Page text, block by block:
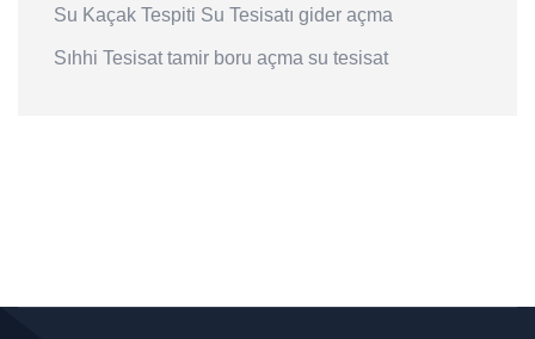
Su Kaçak Tespiti Su Tesisatı gider açma
Sıhhi Tesisat tamir boru açma su tesisat